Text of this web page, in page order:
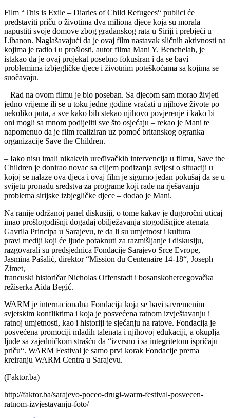
Film “This is Exile – Diaries of Child Refugees“ publici će
predstaviti priču o životima dva miliona djece koja su morala
napustiti svoje domove zbog građanskog rata u Siriji i prebjeći u
Libanon. Naglašavajući da je ovaj film nastavak sličnih aktivnosti na
kojima je radio i u prošlosti, autor filma Mani Y. Benchelah, je
istakao da je ovaj projekat posebno fokusiran i da se bavi
problemima izbjegličke djece i životnim poteškoćama sa kojima se
suočavaju.
– Rad na ovom filmu je bio poseban. Sa djecom sam morao živjeti
jedno vrijeme ili se u toku jedne godine vraćati u njihove živote po
nekoliko puta, a sve kako bih stekao njihovo povjerenje i kako bi
oni mogli sa mnom podijeliti sve što osjećaju – rekao je Mani te
napomenuo da je film realiziran uz pomoć britanskog ogranka
organizacije Save the Children.
– Iako nisu imali nikakvih uređivačkih intervencija u filmu, Save the
Children je donirao novac sa ciljem podizanja svijest o situaciji u
kojoj se nalaze ova djeca i ovaj film je sigurno jedan pokušaj da se u
svijetu pronađu sredstva za programe koji rade na rješavanju
problema sirijske izbjegličke djece – dodao je Mani.
Na ranije održanoj panel diskusiji, o tome kakav je dugoročni uticaj
imao prošlogodišnji događaj obilježavanja stogodišnjice atenata
Gavrila Principa u Sarajevu, te da li su umjetnost i kultura
pravi mediji koji će ljude potaknuti za razmišljanje i diskusiju,
razgovarali su predsjednica Fondacije Sarajevo Srce Evrope,
Jasmina Pašalić, direktor “Mission du Centenaire 14-18“, Joseph
Zimet,
francuski historičar Nicholas Offenstadt i bosanskohercegovačka
režiserka Aida Begić.
WARM je internacionalna Fondacija koja se bavi savremenim
svjetskim konfliktima i koja je posvećena ratnom izvještavanju i
ratnoj umjetnosti, kao i historiji te sjećanju na ratove. Fondacija je
posvećena promociji mladih talenata i njihovoj edukaciji, a okuplja
ljude sa zajedničkom strašću da “izvrsno i sa integritetom ispričaju
priču“. WARM Festival je samo prvi korak Fondacije prema
kreiranju WARM Centra u Sarajevu.
(Faktor.ba)
http://faktor.ba/sarajevo-poceo-drugi-warm-festival-posvecen-
ratnom-izvjestavanju-foto/